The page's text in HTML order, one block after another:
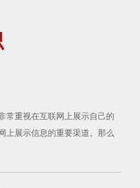
常重视在互联网上展示自己的
上展示信息的重要渠道。那么